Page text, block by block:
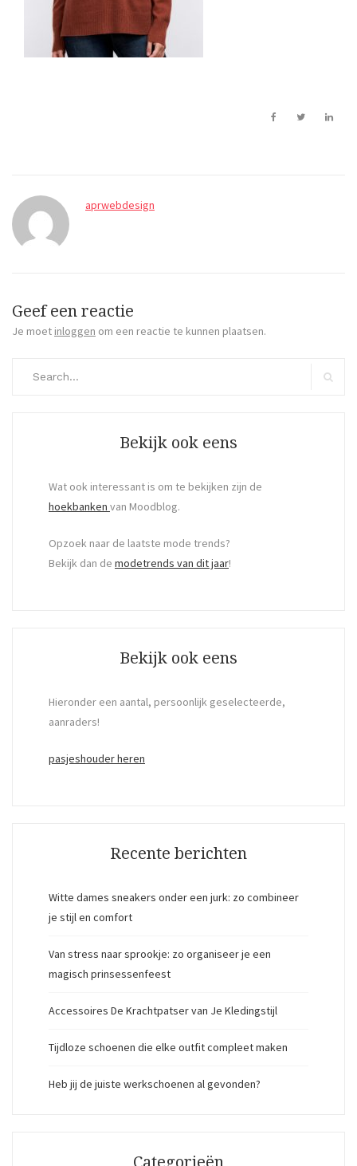
aprwebdesign
Geef een reactie
Je moet inloggen om een reactie te kunnen plaatsen.
Bekijk ook eens
Wat ook interessant is om te bekijken zijn de
hoekbanken van Moodblog.
Opzoek naar de laatste mode trends?
Bekijk dan de modetrends van dit jaar!
Bekijk ook eens
Hieronder een aantal, persoonlijk geselecteerde,
aanraders!
pasjeshouder heren
Recente berichten
Witte dames sneakers onder een jurk: zo combineer
je stijl en comfort
Van stress naar sprookje: zo organiseer je een
magisch prinsessenfeest
Accessoires De Krachtpatser van Je Kledingstijl
Tijdloze schoenen die elke outfit compleet maken
Heb jij de juiste werkschoenen al gevonden?